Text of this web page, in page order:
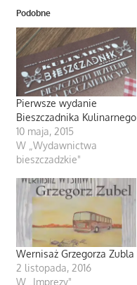
Podobne
Pierwsze wydanie
Bieszczadnika Kulinarnego
10 maja, 2015
W „Wydawnictwa
bieszczadzkie"
Wernisaż Grzegorza Zubla
2 listopada, 2016
W „Imprezy"